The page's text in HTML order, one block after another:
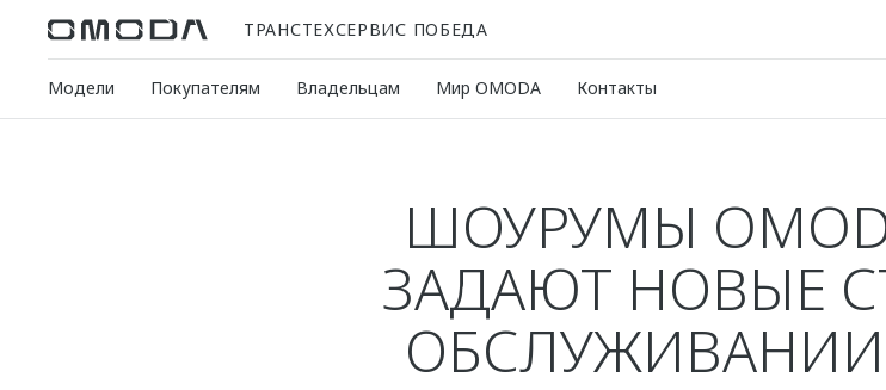
ТРАНСТЕХСЕРВИС ПОБЕДА
Модели Покупателям Владельцам Мир OMODA Контакты
ШОУРУМЫ
ЗАДАЮТ НОВЫЕ